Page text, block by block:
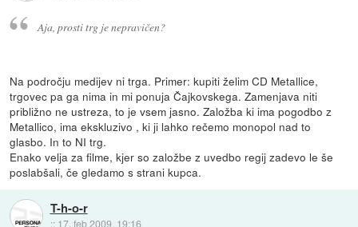
Aja, prosti trg je nepravičen?
Na področju medijev ni trga. Primer: kupiti želim CD Metallice,
trgovec pa ga nima in mi ponuja Čajkovskega. Zamenjava niti
približno ne ustreza, to je vsem jasno. Založba ki ima pogodbo z
Metallico, ima ekskluzivo , ki ji lahko rečemo monopol nad to
glasbo. In to NI trg.
Enako velja za filme, kjer so založbe z uvedbo regij zadevo le še
poslabšali, če gledamo s strani kupca.
T-h-o-r
:: 17. feb 2009, 19:16